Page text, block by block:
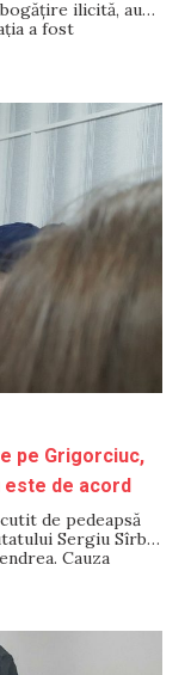
ilicită, au
a fost
Cherpec, procuror
pe Grigorciuc,
este de acord
de pedeapsă
Sergiu Sîrbu
Cauza
în contextul
independenței